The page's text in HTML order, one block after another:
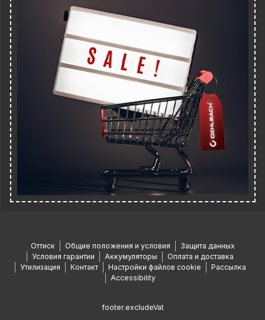
Оттиск Общие положения и условия
Защита данных
Условия гарантии
Аккумуляторы
Оплата и доставка
Утилизация
Контакт Настройки файлов cookie
Рассылка
Accessibility
footer.excludeVat